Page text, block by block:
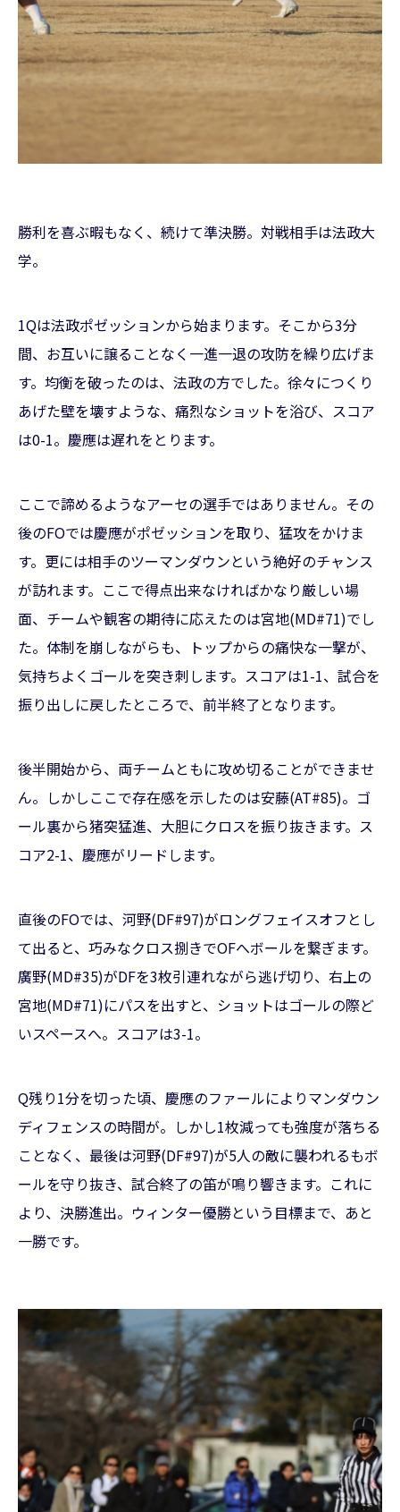
勝利を喜ぶ暇もなく、続けて準決勝。対戦相手は法政大
学。
1Qは法政ポゼッションから始まります。そこから3分
間、お互いに譲ることなく一進一退の攻防を繰り広げま
す。均衡を破ったのは、法政の方でした。徐々につくり
あげた壁を壊すような、痛烈なショットを浴び、スコア
は0-1。慶應は遅れをとります。
ここで諦めるようなアーセの選手ではありません。その
後のFOでは慶應がポゼッションを取り、猛攻をかけま
す。更には相手のツーマンダウンという絶好のチャンス
が訪れます。ここで得点出来なければかなり厳しい場
面、チームや観客の期待に応えたのは宮地(MD#71)でし
た。体制を崩しながらも、トップからの痛快な一撃が、
気持ちよくゴールを突き刺します。スコアは1-1、試合を
振り出しに戻したところで、前半終了となります。
後半開始から、両チームともに攻め切ることができませ
ん。しかしここで存在感を示したのは安藤(AT#85)。ゴ
ール裏から猪突猛進、大胆にクロスを振り抜きます。ス
コア2-1、慶應がリードします。
直後のFOでは、河野(DF#97)がロングフェイスオフとし
て出ると、巧みなクロス捌きでOFへボールを繋ぎます。
廣野(MD#35)がDFを3枚引連れながら逃げ切り、右上の
宮地(MD#71)にパスを出すと、ショットはゴールの際ど
いスペースへ。スコアは3-1。
Q残り1分を切った頃、慶應のファールによりマンダウン
ディフェンスの時間が。しかし1枚減っても強度が落ちる
ことなく、最後は河野(DF#97)が5人の敵に襲われるもボ
ールを守り抜き、試合終了の笛が鳴り響きます。これに
より、決勝進出。ウィンター優勝という目標まで、あと
一勝です。